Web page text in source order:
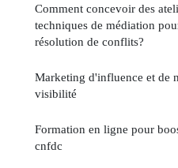
Comment concevoir des
techniques de médiation
résolution de conflits?
Marketing d'influence et de
visibilité
Formation en ligne pour
cnfdc